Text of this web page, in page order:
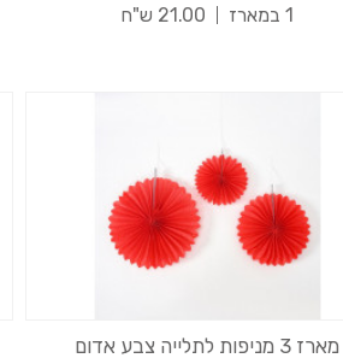
1 במארז 21.00 ש"ח
מארז 3 מניפות לתלייה צבע אדום